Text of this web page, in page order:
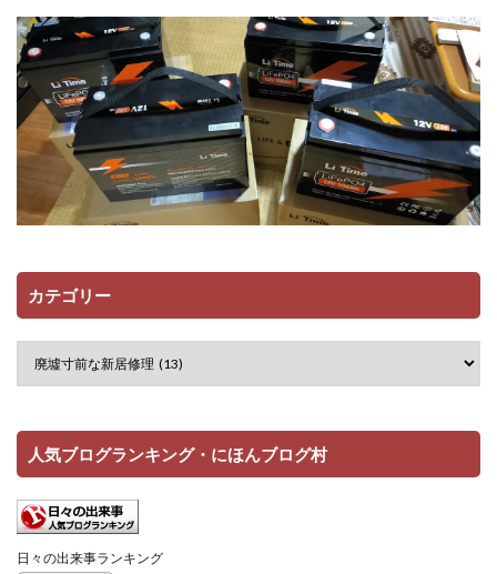
カテゴリー
人気ブログランキング・にほんブログ村
日々の出来事ランキング